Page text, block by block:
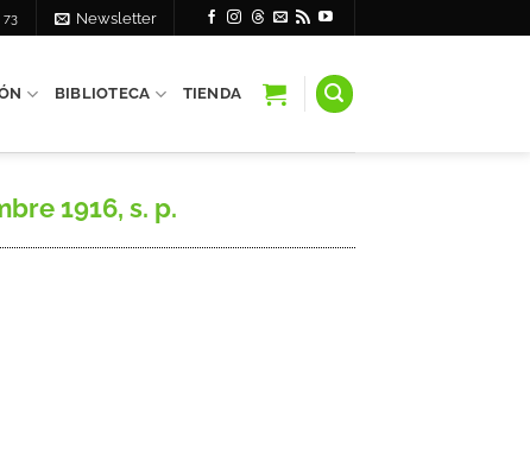
73 Newsletter
BIBLIOTECA TIENDA
1916, s. p.